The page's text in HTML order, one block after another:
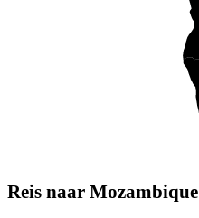
Reis naar Mozambique